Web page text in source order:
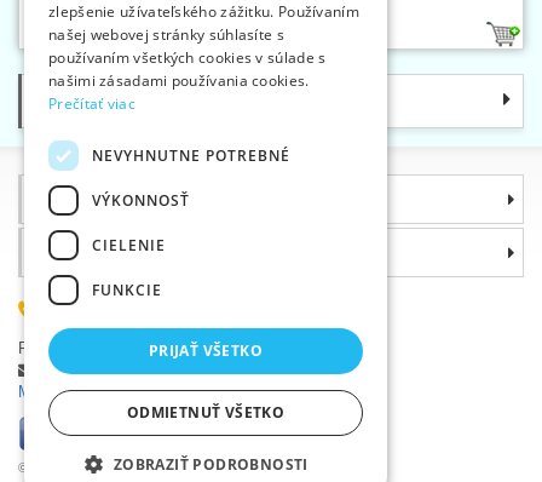
1
Kategórie
Informácie
©2026 Veľkoobchod textilnou galantériou VTC a.s., Uničov
Prečo si zvoliť práve nás
(+420) 585 051 217
Plzeňská 868, 783 91 Uničov, Česká republika
Položiť dotaz
Máte problémy s prihlásením ?
ENGLISH
GERMAN
zlepšenie užívateľského zážitku. Používaním
našej webovej stránky súhlasíte s
používaním všetkých cookies v súlade s
našimi zásadami používania cookies.
Prečítať viac
NEVYHNUTNE POTREBNÉ
VÝKONNOSŤ
CIELENIE
FUNKCIE
PRIJAŤ VŠETKO
ODMIETNUŤ VŠETKO
ZOBRAZIŤ PODROBNOSTI